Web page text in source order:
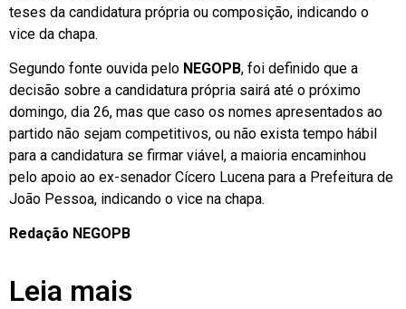
teses da candidatura própria ou composição, indicando o
vice da chapa.
Segundo fonte ouvida pelo NEGOPB, foi definido que a
decisão sobre a candidatura própria sairá até o próximo
domingo, dia 26, mas que caso os nomes apresentados ao
partido não sejam competitivos, ou não exista tempo hábil
para a candidatura se firmar viável, a maioria encaminhou
pelo apoio ao ex-senador Cícero Lucena para a Prefeitura de
João Pessoa, indicando o vice na chapa.
Redação NEGOPB
Leia mais